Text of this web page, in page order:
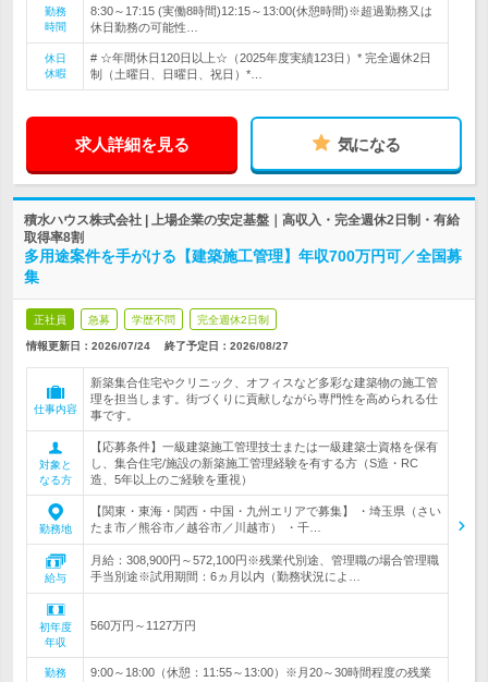
勤務
時間
8:30～17:15 (実働8時間)12:15～13:00(休憩時間)※超過勤務又は
休日勤務の可能性…
休日
休暇
# ☆年間休日120日以上☆（2025年度実績123日）* 完全週休2日
制（土曜日、日曜日、祝日）*…
求人詳細を見る 気になる
積水ハウス株式会社 | 上場企業の安定基盤｜高収入・完全週休2日制・有給
取得率8割
多用途案件を手がける【建築施工管理】年収700万円可／全国募
集
正社員 急募 学歴不問 完全週休2日制
情報更新日：2026/07/24 終了予定日： 2026/08/27
仕事内容
新築集合住宅やクリニック、オフィスなど多彩な建築物の施工管
理を担当します。街づくりに貢献しながら専門性を高められる仕
事です。
対象と
なる方
【応募条件】一級建築施工管理技士または一級建築士資格を保有
し、集合住宅/施設の新築施工管理経験を有する方（S造・RC
造、5年以上のご経験を重視）
勤務地
【関東・東海・関西・中国・九州エリアで募集】 ・埼玉県（さい
たま市／熊谷市／越谷市／川越市） ・千…
給与
月給：308,900円～572,100円※残業代別途、管理職の場合管理職
手当別途※試用期間：6ヵ月以内（勤務状況によ…
初年度
年収
560万円～1127万円
勤務
9:00～18:00（休憩：11:55～13:00）※月20～30時間程度の残業